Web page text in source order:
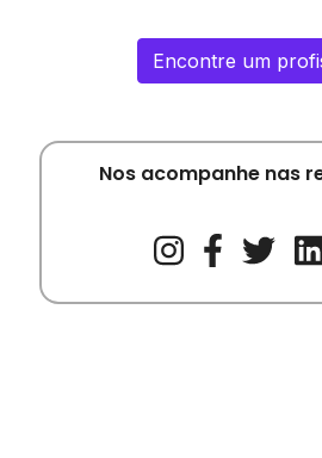
Encontre um
Nos acompanhe nas